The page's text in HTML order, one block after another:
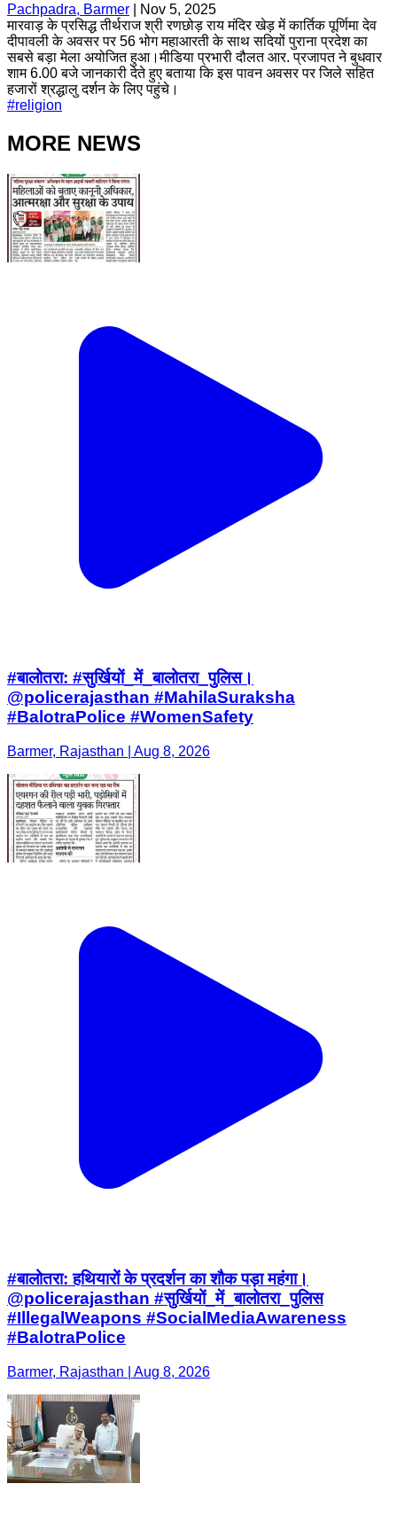
Pachpadra, Barmer
Nov 5, 2025
मारवाड़ के प्रसिद्ध तीर्थराज श्री रणछोड़ राय मंदिर खेड़ में कार्तिक पूर्णिमा देव
दीपावली के अवसर पर 56 भोग महाआरती के साथ सदियों पुराना प्रदेश का
सबसे बड़ा मेला अयोजित हुआ।मीडिया प्रभारी दौलत आर. प्रजापत ने बुधवार
शाम 6.00 बजे जानकारी देते हुए बताया कि इस पावन अवसर पर जिले सहित
हजारों श्रद्धालु दर्शन के लिए पहुंचे।
#religion
MORE NEWS
#बालोतरा: #सुर्खियों_में_बालोतरा_पुलिस।
@policerajasthan #MahilaSuraksha
#BalotraPolice #WomenSafety
Barmer, Rajasthan | Aug 8, 2026
#बालोतरा: हथियारों के प्रदर्शन का शौक पड़ा महंगा।
@policerajasthan #सुर्खियों_में_बालोतरा_पुलिस
#IllegalWeapons #SocialMediaAwareness
#BalotraPolice
Barmer, Rajasthan | Aug 8, 2026